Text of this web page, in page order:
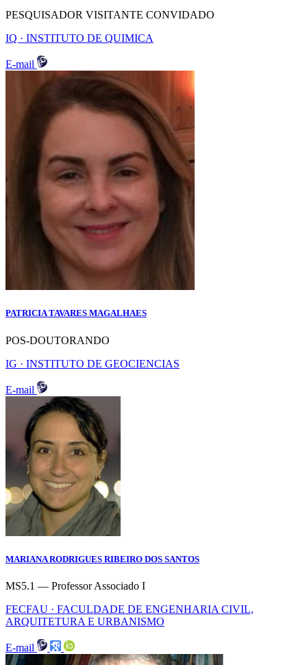
PESQUISADOR VISITANTE CONVIDADO
IQ · INSTITUTO DE QUIMICA
E-mail
PATRICIA TAVARES MAGALHAES
POS-DOUTORANDO
IG · INSTITUTO DE GEOCIENCIAS
E-mail
MARIANA RODRIGUES RIBEIRO DOS SANTOS
MS5.1 — Professor Associado I
FECFAU · FACULDADE DE ENGENHARIA CIVIL,
ARQUITETURA E URBANISMO
E-mail